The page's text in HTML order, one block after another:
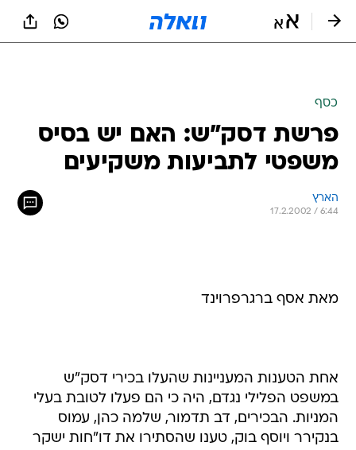
כסף
פרשת דסק"ש: האם יש בסיס
משפטי לתביעות משקיעים
הארץ
17.2.2002 / 6:44
מאת אסף ברגרפרוינד
אחת הטענות המעניינות שהעלו בכירי דסק"ש
במשפט הפלילי נגדם, היה כי הם פעלו לטובת בעלי
המניות. הבכירים, דב תדמור, שלמה כהן, עמוס
בנקירר ויוסף בוק, טענו שהסתירו את דו"חות ישקר